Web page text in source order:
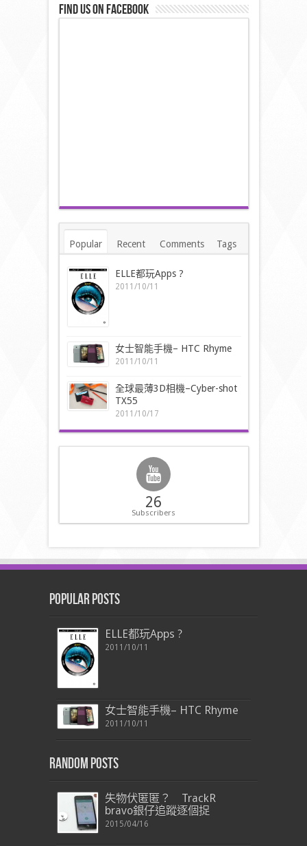
Find us on Facebook
Popular Recent Comments Tags
ELLE都玩Apps ?
2011/10/11
女士智能手機– HTC Rhyme
2011/10/11
全球最薄3D相機–Cyber-shot
TX55
2011/10/17
26
Subscribers
Popular Posts
ELLE都玩Apps ?
2011/10/11
女士智能手機– HTC Rhyme
2011/10/11
Random Posts
失物伏匿匿？ TrackR
bravo銀仔追蹤逐個捉
2015/04/16